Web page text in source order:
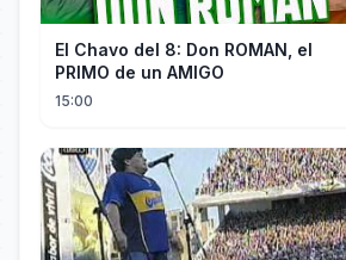
El Chavo del 8: Don ROMAN, el
PRIMO de un AMIGO
15:00